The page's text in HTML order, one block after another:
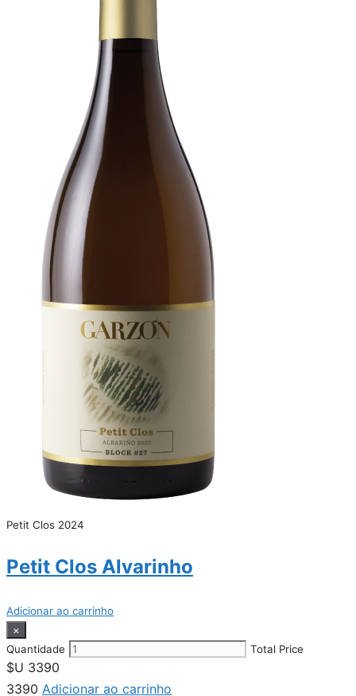
Petit Clos 2024
Petit Clos Alvarinho
Adicionar ao carrinho
×
Quantidade
Total Price
$U 3390
3390 Adicionar ao carrinho